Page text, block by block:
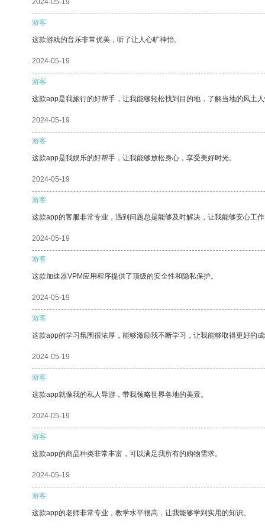
2024-05-19
游客
这款游戏的音乐非常优美，听了让人心旷神怡。
2024-05-19
游客
这款app是我旅行的好帮手，让我能够轻松找到目的地，了解当地的风土
2024-05-19
游客
这款app是我娱乐的好帮手，让我能够放松身心，享受美好时光。
2024-05-19
游客
这款app的客服非常专业，遇到问题总是能够及时解决，让我能够安心工
2024-05-19
游客
这款加速器VPM应用程序提供了顶级的安全性和隐私保护。
2024-05-19
游客
这款app的学习氛围很浓厚，能够激励我不断学习，让我能够取得更好的
2024-05-19
游客
这款app就像我的私人导游，带我领略世界各地的美景。
2024-05-19
游客
这款app的商品种类非常丰富，可以满足我所有的购物需求。
2024-05-19
游客
这款app的老师非常专业，教学水平很高，让我能够学到实用的知识。